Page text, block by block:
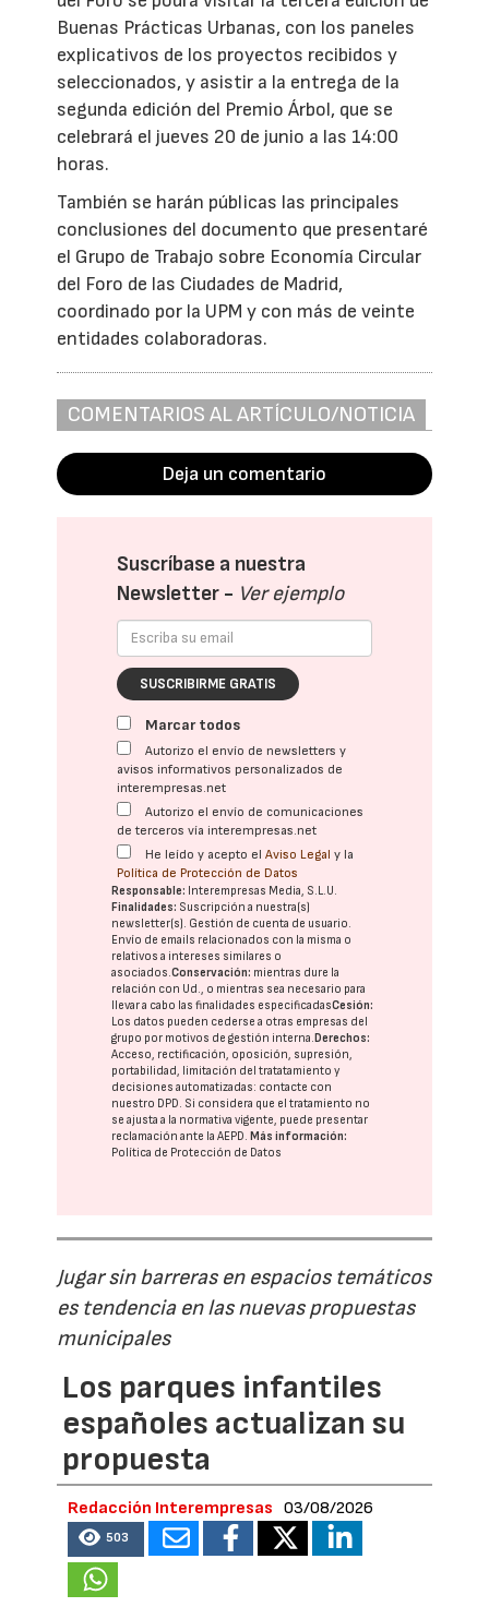
Buenas Prácticas Urbanas, con los paneles
explicativos de los proyectos recibidos y
seleccionados, y asistir a la entrega de la
segunda edición del Premio Árbol, que se
celebrará el jueves 20 de junio a las 14:00
horas.
También se harán públicas las principales
conclusiones del documento que presentaré
el Grupo de Trabajo sobre Economía Circular
del Foro de las Ciudades de Madrid,
coordinado por la UPM y con más de veinte
entidades colaboradoras.
COMENTARIOS AL ARTÍCULO/NOTICIA
Deja un comentario
Suscríbase a nuestra
Newsletter - Ver ejemplo
SUSCRIBIRME GRATIS
Marcar todos
Autorizo el envío de newsletters y
avisos informativos personalizados de
interempresas.net
Autorizo el envío de comunicaciones
de terceros vía interempresas.net
He leído y acepto elAviso Legal y la
Política de Protección de Datos
Responsable: Interempresas Media, S.L.U.
Finalidades: Suscripción a nuestra(s)
newsletter(s). Gestión de cuenta de usuario.
Envío de emails relacionados con la misma o
relativos a intereses similares o
asociados.Conservación: mientras dure la
relación con Ud., o mientras sea necesario para
llevar a cabo las finalidades especificadasCesión:
Los datos pueden cederse a otras empresas del
grupo por motivos de gestión interna.Derechos:
Acceso, rectificación, oposición, supresión,
portabilidad, limitación del tratatamiento y
decisiones automatizadas: contacte con
nuestro DPD. Si considera que el tratamiento no
se ajusta a la normativa vigente, puede presentar
reclamación ante laAEPD.Más información:
Política de Protección de Datos
Jugar sin barreras en espacios temáticos
es tendencia en las nuevas propuestas
municipales
Los parques infantiles
españoles actualizan su
propuesta
Redacción Interempresas 03/08/2026
503